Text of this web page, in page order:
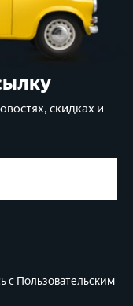
скидках и
с Пользовательским